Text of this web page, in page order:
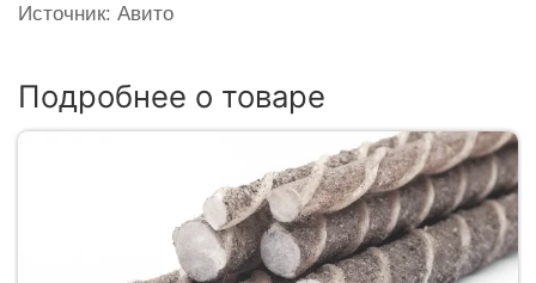
Источник: Авито
Подробнее о товаре